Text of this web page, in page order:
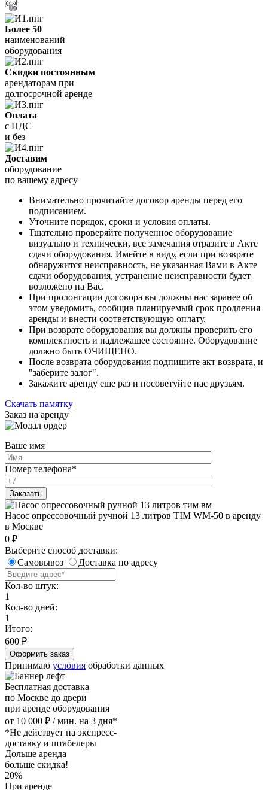
Более 50
наименований
оборудования
Скидки постоянным
арендаторам при
долгосрочной аренде
Оплата
с НДС
и без
Доставим
оборудование
по вашему адресу
Внимательно прочитайте договор аренды перед его
подписанием.
Уточните порядок, сроки и условия оплаты.
Тщательно проверяйте полученное оборудование
визуально и технически, все замечания отразите в Акте
сдачи оборудования. Имейте в виду, если при возврате
обнаружится неисправность, не указанная Вами в Акте
сдачи оборудования, устранение неисправности будет
возложено на Вас.
При пролонгации договора вы должны нас заранее об
этом уведомить, сообщив планируемый срок продления
аренды и внести соответствующую оплату.
При возврате оборудования вы должны проверить его
комплектность и надлежащее состояние. Оборудование
должно быть ОЧИЩЕНО.
После возврата оборудования подпишите акт возврата, и
"заберите залог".
Закажите аренду еще раз и посоветуйте нас друзьям.
Скачать памятку
Заказ на аренду
Ваше имя
Номер телефона*
Насос опрессовочный ручной 13 литров TIM WM-50 в аренду
в Москве
0 ₽
Выберите способ доставки:
Самовывоз
Доставка по адресу
Кол-во штук:
1
Кол-во дней:
1
Итого:
600 ₽
Принимаю условия обработки данных
Бесплатная доставка
по Москве до двери
при аренде оборудования
от 10 000 ₽ / мин. на 3 дня*
*Не действует на экспресс-
доставку и штабелеры
Дольше аренда
больше скидка!
20%
При аренде